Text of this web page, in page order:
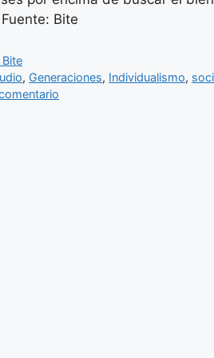
Bite
, Generaciones, Individualismo,